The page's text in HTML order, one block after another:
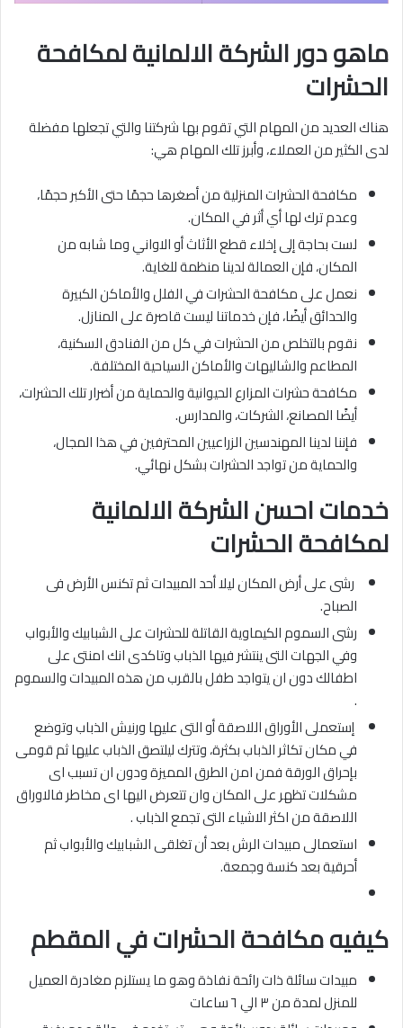
ماهو دور الشركة الالمانية لمكافحة
الحشرات
هناك العديد من المهام التي تقوم بها شركتنا والتي تجعلها مفضلة
لدى الكثير من العملاء، وأبرز تلك المهام هي:
مكافحة الحشرات المنزلية من أصغرها حجمًا حتى الأكبر حجمًا،
وعدم ترك لها أي أثر في المكان.
لست بحاجة إلى إخلاء قطع الأثاث أو الاواني وما شابه من
المكان، فإن العمالة لدينا منظمة للغاية.
نعمل على مكافحة الحشرات في الفلل والأماكن الكبيرة
والحدائق أيضًا، فإن خدماتنا ليست قاصرة على المنازل.
نقوم بالتخلص من الحشرات في كل من الفنادق السكنية،
المطاعم والشاليهات والأماكن السياحية المختلفة.
مكافحة حشرات المزارع الحيوانية والحماية من أضرار تلك الحشرات،
أيضًا المصانع، الشركات، والمدارس.
فإننا لدينا المهندسين الزراعيين المحترفين في هذا المجال،
والحماية من تواجد الحشرات بشكل نهائي.
خدمات احسن الشركة الالمانية
لمكافحة الحشرات
رشى على أرض المكان ليلا أحد المبيدات ثم تكنس الأرض فى
الصباح.
رشى السموم الكيماوية القاتلة للحشرات على الشبابيك والأبواب
وفي الجهات التى ينتشر فيها الذباب وتاكدى انك امنتى على
اطفالك دون ان يتواجد طفل بالقرب من هذه المبيدات والسموم
.
إستعملى الأوراق اللاصقة أو التى عليها ورنيش الذباب وتوضع
في مكان تكاثر الذباب بكثرة، وتترك ليلتصق الذباب عليها ثم قومى
بإحراق الورقة فمن امن الطرق المميزة ودون ان تسبب اى
مشكلات تظهر على المكان وان تتعرض اليها اى مخاطر فالاوراق
اللاصقة من اكثر الاشياء التى تجمع الذباب .
استعمالى مبيدات الرش بعد أن تغلقى الشبابيك والأبواب ثم
أحرقية بعد كنسة وجمعة.
كيفيه مكافحة الحشرات في المقطم
مبيدات سائلة ذات رائحة نفاذة وهو ما يستلزم مغادرة العميل
للمنزل لمدة من ٣ الي ٦ ساعات